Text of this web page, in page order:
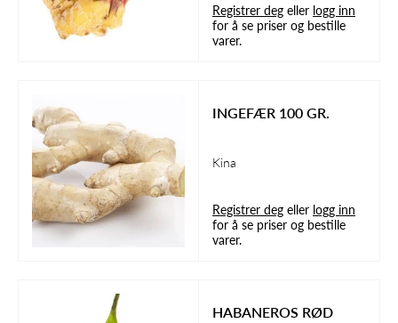
Registrer deg eller logg inn
for å se priser og bestille
varer.
INGEFÆR 100 GR.
Kina
Registrer deg eller logg inn
for å se priser og bestille
varer.
HABANEROS RØD